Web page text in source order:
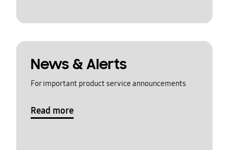
News & Alerts
For important product service announcements
Read more